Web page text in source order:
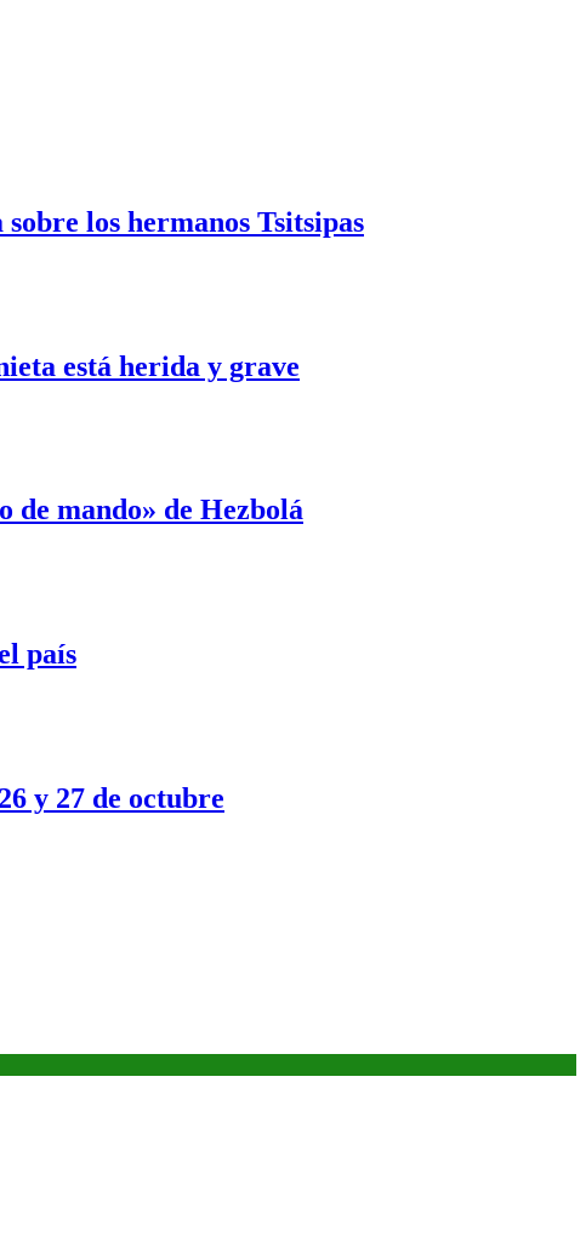
los hermanos Tsitsipas
está herida y grave
de mando» de Hezbolá
país
y 27 de octubre